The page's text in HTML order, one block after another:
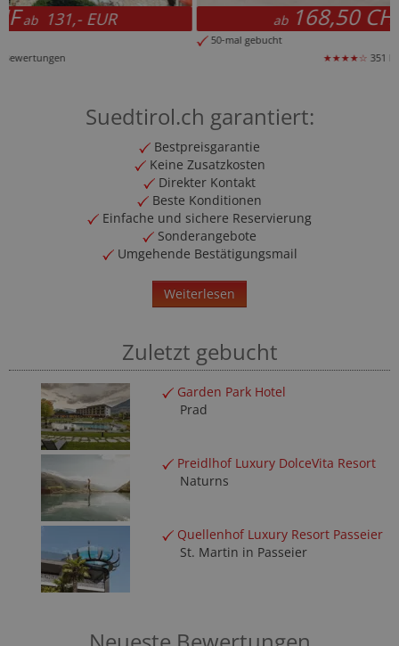
ab168,50 CHF 180,- EUR
Suedtirol.ch garantiert:
Bestpreisgarantie
Keine Zusatzkosten
Direkter Kontakt
Beste Konditionen
Einfache und sichere Reservierung
Sonderangebote
Umgehende Bestätigungsmail
Weiterlesen
Zuletzt gebucht
Garden Park Hotel
Prad
Preidlhof Luxury DolceVita Resort
Naturns
Quellenhof Luxury Resort Passeier
St. Martin in Passeier